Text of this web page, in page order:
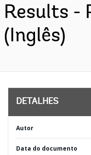
Results -
(Inglês)
DETALHES
Autor
Data do documento